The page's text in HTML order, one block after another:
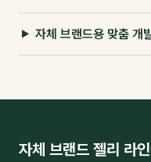
자체 브랜드용 맞춤 개
자체 브랜드 젤리 라